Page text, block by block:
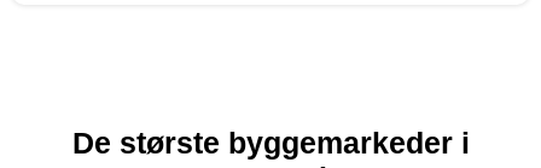
De største byggemarkeder i